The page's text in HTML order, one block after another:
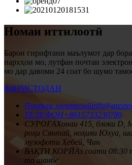
Номаи иттилоотӣ
Барои гирифтани маълумот дар
нархҳои мо, лутфан почтаи
мо дар давоми 24 соат бо шумо
ФИРИСТОДАН
Почтаи электронӣ
ТЕЛЕФОН+8615733230780
СУРОҒАХонаи 415, блоки D,
роҳи Сянтай, ноҳияи Юхуа,
музофоти Ҳебей, Чин
ВАҚТИ КОРӢАз соати 08:30
то шанбе